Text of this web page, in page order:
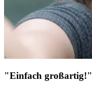
"Einfach großartig!"